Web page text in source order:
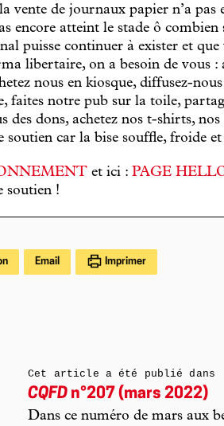
vente de journaux papier n’a pas
encore atteint le stade ô combien
puisse continuer à exister et
libertaire, on a besoin de vous :
nous en kiosque, diffusez-
faites notre pub sur la toile,
des dons, achetez nos t-shirts,
soutien car la bise souffle, froide
et ici : PAGE
soutien !
Email Imprimer
Cet article a été publié dans
CQFD n°207 (mars 2022)
Dans ce numéro de mars aux